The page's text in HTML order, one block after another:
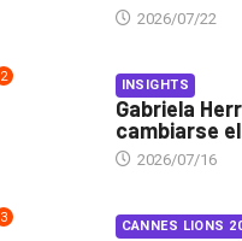
2026/07/22
2 INSIGHTS
Gabriela
cambiarse
2026/07/16
3 CANNES LIONS